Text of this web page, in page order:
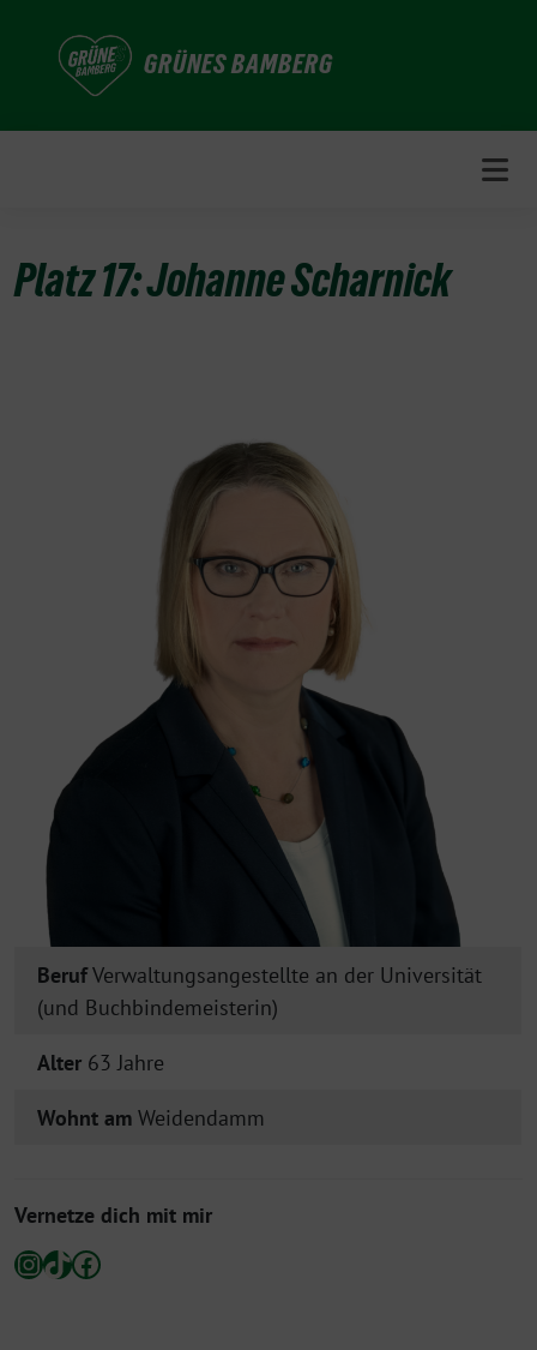
GRÜNES BAMBERG
Platz 17: Johanne Scharnick
BerufVerwaltungsangestellte an der Universität
(und Buchbindemeisterin)
Alter 63 Jahre
Wohnt am Weidendamm
Vernetze dich mit mir
InstagramTikTok Facebook